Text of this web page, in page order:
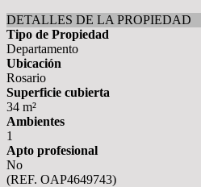
DETALLES DE LA PROPIEDAD
Tipo de Propiedad
Departamento
Ubicación
Rosario
Superficie cubierta
34 m²
Ambientes
1
Apto profesional
No
(REF. OAP4649743)